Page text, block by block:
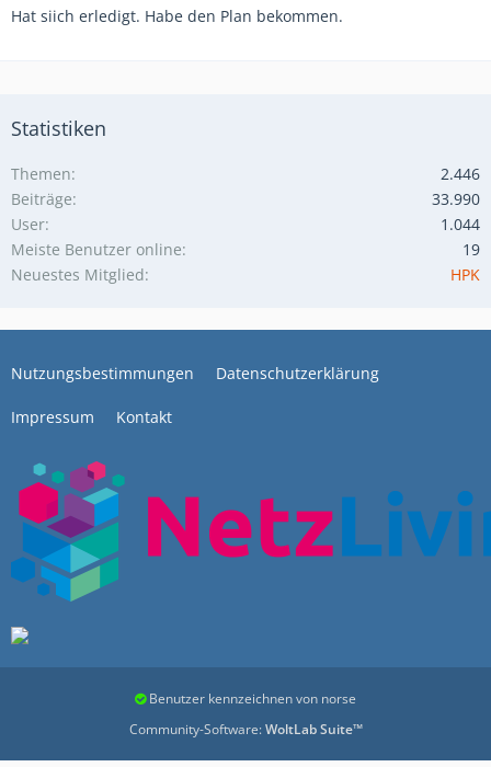
Hat siich erledigt. Habe den Plan bekommen.
Statistiken
Themen
2.446
Beiträge
33.990
User
1.044
Meiste Benutzer online
19
Neuestes Mitglied
HPK
Nutzungsbestimmungen Datenschutzerklärung
Impressum Kontakt
Benutzer kennzeichnenvon norse
Community-Software:WoltLab Suite™